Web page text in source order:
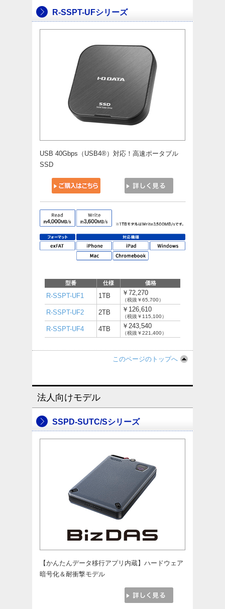
R-SSPT-UFシリーズ
USB 40Gbps（USB4®）対応！高速ポータブル
SSD
型番 仕様 価格
R-SSPT-UF1 1TB ￥72,270
（税抜￥65,700）
R-SSPT-UF2 2TB ￥126,610
（税抜￥115,100）
R-SSPT-UF4 4TB ￥243,540
（税抜￥221,400）
このページのトップへ
法人向けモデル
SSPD-SUTC/Sシリーズ
【かんたんデータ移行アプリ内蔵】ハードウェア
暗号化＆耐衝撃モデル